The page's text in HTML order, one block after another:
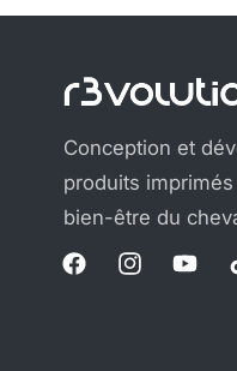
Conception et
produits
bien-être du
FacebookInstagram